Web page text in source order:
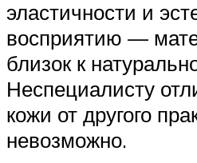
эластичности и
восприятию —
близок к
Неспециалисту
кожи от другого
невозможно.